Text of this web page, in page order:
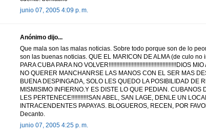
junio 07, 2005 4:09 p. m.
Anónimo dijo...
Que mala son las malas noticias. Sobre todo porque son de lo
son las buenas noticias. QUE EL MARICON DE ALMA (de culo
PARA CUBA PARA NO VOLVER!!!!!!!!!!!!!!!!!!!!!!!!!!!!!!!!!!!!!!!!!!!!DIOS
NO QUERER MANCHANRSE LAS MANOS CON EL SER MAS
BUENA DESPINGADA, SOLO LES QUEDO LA POSIBILIDAD DE
MISMISIMO INFIERNO.Y ES DISTE LO QUE PEDIAN. CUBANOS
LES PERTENECE!!!!!!!!!!!SAN ABEL, SAN LAGE, DENLE UN
INTRACENDENTES PAPAYAS. BLOGUEROS, RECEN, POR
Decanto.
junio 07, 2005 4:25 p. m.